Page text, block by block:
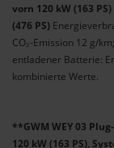
vorn 120 kW (163
(476 PS)
CO₂-Emission 12 g/
entladener Batterie:
kombinierte Werte.
**GWM WEY 03
120 kW (163 PS),